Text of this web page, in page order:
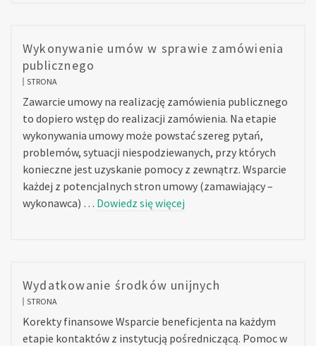
Wykonywanie umów w sprawie zamówienia
publicznego
STRONA
Zawarcie umowy na realizację zamówienia publicznego
to dopiero wstęp do realizacji zamówienia. Na etapie
wykonywania umowy może powstać szereg pytań,
problemów, sytuacji niespodziewanych, przy których
konieczne jest uzyskanie pomocy z zewnątrz. Wsparcie
każdej z potencjalnych stron umowy (zamawiający –
wykonawca) … Dowiedz się więcej
Wydatkowanie środków unijnych
STRONA
Korekty finansowe Wsparcie beneficjenta na każdym
etapie kontaktów z instytucją pośredniczącą. Pomoc w